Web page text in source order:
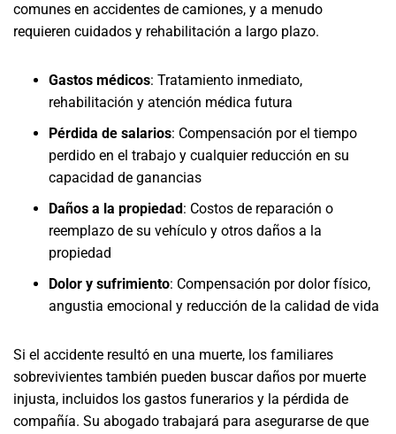
comunes en accidentes de camiones, y a menudo
requieren cuidados y rehabilitación a largo plazo.
Gastos médicos: Tratamiento inmediato,
rehabilitación y atención médica futura
Pérdida de salarios: Compensación por el tiempo
perdido en el trabajo y cualquier reducción en su
capacidad de ganancias
Daños a la propiedad: Costos de reparación o
reemplazo de su vehículo y otros daños a la
propiedad
Dolor y sufrimiento: Compensación por dolor físico,
angustia emocional y reducción de la calidad de vida
Si el accidente resultó en una muerte, los familiares
sobrevivientes también pueden buscar daños por muerte
injusta, incluidos los gastos funerarios y la pérdida de
compañía. Su abogado trabajará para asegurarse de que